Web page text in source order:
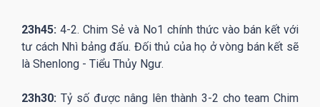
23h45: 4-2. Chim Sẻ và No1 chính thức vào bán kết với
tư cách Nhì bảng đấu. Đối thủ của họ ở vòng bán kết sẽ
là Shenlong - Tiểu Thủy Ngư.
23h30: Tỷ số được nâng lên thành 3-2 cho team Chim